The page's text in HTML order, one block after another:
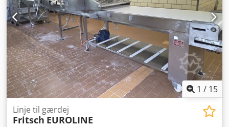
1 / 15
Linje til gærdej
Fritsch EUROLINE